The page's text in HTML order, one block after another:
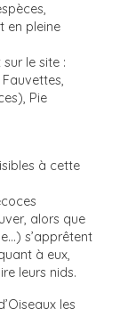
en pleine
le site :
Pie
à cette
alors que
s’apprêtent
à eux,
leurs nids.
les